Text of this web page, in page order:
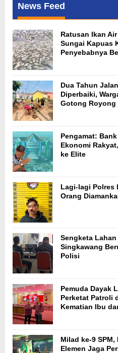
News Feed
Ratusan Ikan
Sungai Kapuas
Penyebabnya
Dua Tahun
Diperbaiki,
Gotong Royong
Pengamat:
Ekonomi
ke Elite
Lagi-lagi Polres
Orang
Sengketa
Singkawang
Polisi
Pemuda Dayak
Perketat Patroli
Kematian Ibu
Milad ke-9 SPM,
Elemen Jaga